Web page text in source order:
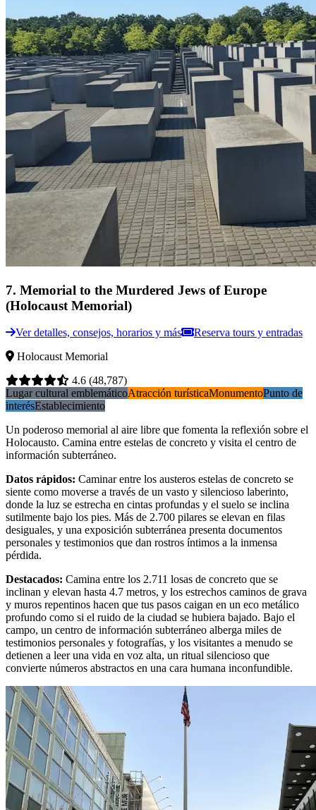
7. Memorial to the Murdered Jews of Europe
(Holocaust Memorial)
Ver detalles, consejos, horarios y más
Reserva tours y entradas
Holocaust Memorial
4.6 (48,787)
Lugar cultural emblemáticoAtracción turísticaMonumentoPunto de
interésEstablecimiento
Un poderoso memorial al aire libre que fomenta la reflexión sobre el
Holocausto. Camina entre estelas de concreto y visita el centro de
información subterráneo.
Datos rápidos: Caminar entre los austeros estelas de concreto se
siente como moverse a través de un vasto y silencioso laberinto,
donde la luz se estrecha en cintas profundas y el suelo se inclina
sutilmente bajo los pies. Más de 2.700 pilares se elevan en filas
desiguales, y una exposición subterránea presenta documentos
personales y testimonios que dan rostros íntimos a la inmensa
pérdida.
Destacados: Camina entre los 2.711 losas de concreto que se
inclinan y elevan hasta 4.7 metros, y los estrechos caminos de grava
y muros repentinos hacen que tus pasos caigan en un eco metálico
profundo como si el ruido de la ciudad se hubiera bajado. Bajo el
campo, un centro de información subterráneo alberga miles de
testimonios personales y fotografías, y los visitantes a menudo se
detienen a leer una vida en voz alta, un ritual silencioso que
convierte números abstractos en una cara humana inconfundible.